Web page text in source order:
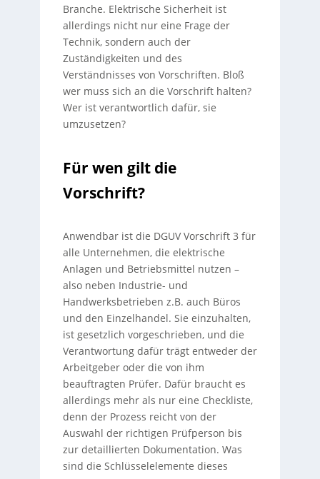
Branche. Elektrische Sicherheit ist
allerdings nicht nur eine Frage der
Technik, sondern auch der
Zuständigkeiten und des
Verständnisses von Vorschriften. Bloß
wer muss sich an die Vorschrift halten?
Wer ist verantwortlich dafür, sie
umzusetzen?
Für wen gilt die
Vorschrift?
Anwendbar ist die DGUV Vorschrift 3 für
alle Unternehmen, die elektrische
Anlagen und Betriebsmittel nutzen –
also neben Industrie- und
Handwerksbetrieben z.B. auch Büros
und den Einzelhandel. Sie einzuhalten,
ist gesetzlich vorgeschrieben, und die
Verantwortung dafür trägt entweder der
Arbeitgeber oder die von ihm
beauftragten Prüfer. Dafür braucht es
allerdings mehr als nur eine Checkliste,
denn der Prozess reicht von der
Auswahl der richtigen Prüfperson bis
zur detaillierten Dokumentation. Was
sind die Schlüsselelemente dieses